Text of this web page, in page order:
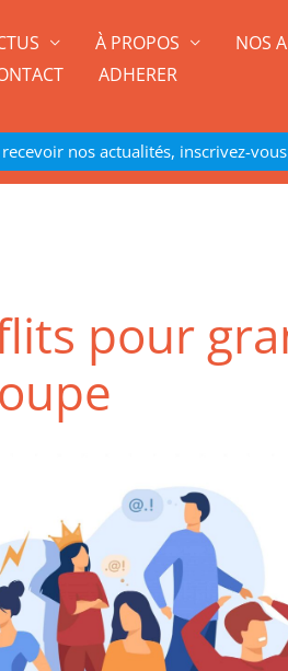
À PROPOS NOS
ADHERER
nos actualités, inscrivez-
pour